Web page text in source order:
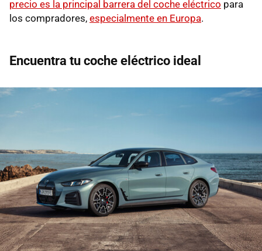
precio es la principal barrera del coche eléctrico para
los compradores, especialmente en Europa.
Encuentra tu coche eléctrico ideal